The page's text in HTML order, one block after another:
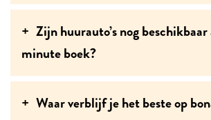
Zijn huurauto’s nog
minute boek?
Waar verblijf je het beste op